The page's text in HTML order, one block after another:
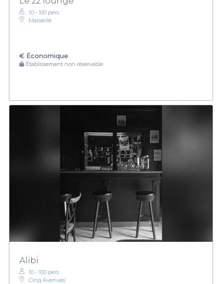
10 - 100 pers.
Marseille
€ Économique
Établissement non réservable
Alibi
10 - 100 pers.
Cinq Avenues